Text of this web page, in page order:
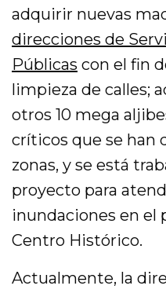
adquirir nuevas
direcciones de
Públicas con el fin
limpieza de calles;
otros 10 mega
críticos que se han
zonas, y se está
proyecto para
inundaciones en el
Centro Histórico.
Actualmente, la